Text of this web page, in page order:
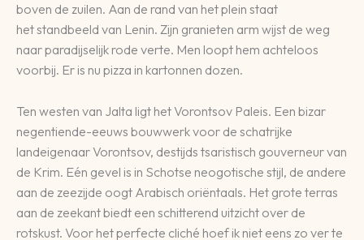
boven de zuilen. Aan de rand van het plein staat
het standbeeld van Lenin. Zijn granieten arm wijst de weg
naar paradijselijk rode verte. Men loopt hem achteloos
voorbij. Er is nu pizza in kartonnen dozen.
Ten westen van Jalta ligt het Vorontsov Paleis. Een bizar
negentiende-eeuws bouwwerk voor de schatrijke
landeigenaar Vorontsov, destijds tsaristisch gouverneur van
de Krim. Eén gevel is in Schotse neogotische stijl, de andere
aan de zeezijde oogt Arabisch oriëntaals. Het grote terras
aan de zeekant biedt een schitterend uitzicht over de
rotskust. Voor het perfecte cliché hoef ik niet eens zo ver te